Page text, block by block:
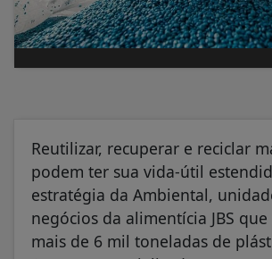
Reutilizar, recuperar e reciclar
podem ter sua vida-útil
estratégia da Ambiental,
negócios da alimentícia JBS
mais de 6 mil toneladas de